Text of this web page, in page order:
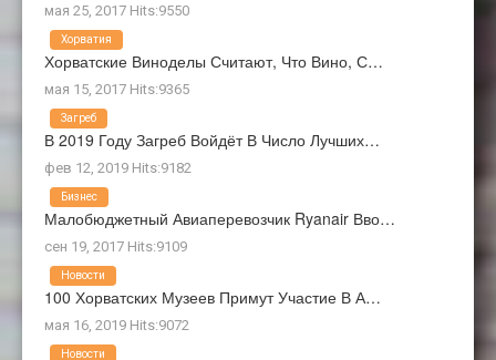
мая 25, 2017 Hits:9550
Хорватские Виноделы Считают, Что Вино, С…
мая 15, 2017 Hits:9365
Хорватия
В 2019 Году Загреб Войдёт В Число Лучших…
фев 12, 2019 Hits:9182
Загреб
Малобюджетный Авиаперевозчик Ryanair Вво…
сен 19, 2017 Hits:9109
Бизнес
100 Хорватских Музеев Примут Участие В А…
мая 16, 2019 Hits:9072
Новости
Новости